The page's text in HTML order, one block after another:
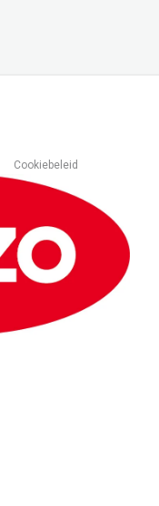
Cookiebeleid